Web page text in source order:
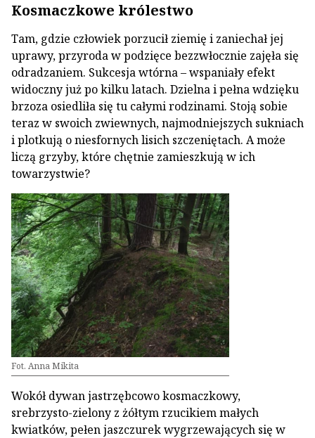
Kosmaczkowe królestwo
Tam, gdzie człowiek porzucił ziemię i zaniechał jej
uprawy, przyroda w podzięce bezzwłocznie zajęła się
odradzaniem. Sukcesja wtórna – wspaniały efekt
widoczny już po kilku latach. Dzielna i pełna wdzięku
brzoza osiedliła się tu całymi rodzinami. Stoją sobie
teraz w swoich zwiewnych, najmodniejszych sukniach
i plotkują o niesfornych lisich szczeniętach. A może
liczą grzyby, które chętnie zamieszkują w ich
towarzystwie?
Fot. Anna Mikita
Wokół dywan jastrzębcowo kosmaczkowy,
srebrzysto-zielony z żółtym rzucikiem małych
kwiatków, pełen jaszczurek wygrzewających się w